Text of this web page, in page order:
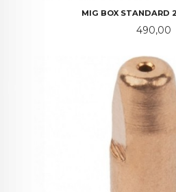
MIG BOX STANDARD
Pris
490,00